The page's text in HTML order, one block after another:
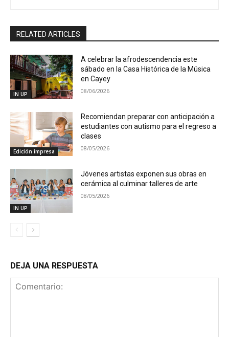
RELATED ARTICLES
IN UP
A celebrar la afrodescendencia este
sábado en la Casa Histórica de la Música
en Cayey
08/06/2026
Edición impresa
Recomiendan preparar con anticipación a
estudiantes con autismo para el regreso a
clases
08/05/2026
IN UP
Jóvenes artistas exponen sus obras en
cerámica al culminar talleres de arte
08/05/2026
DEJA UNA RESPUESTA